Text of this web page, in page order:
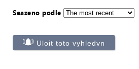
Seazeno podle
Uloit toto vyhledvn